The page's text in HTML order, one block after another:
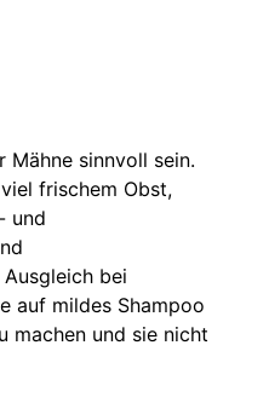
Mähne sinnvoll sein.
frischem Obst,
und
bei
auf mildes Shampoo
machen und sie nicht